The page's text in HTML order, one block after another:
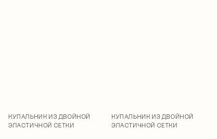
КУПАЛЬНИК ИЗ ДВОЙНОЙ
ЭЛАСТИЧНОЙ СЕТКИ
КУПАЛЬНИК ИЗ ДВОЙНОЙ
ЭЛАСТИЧНОЙ СЕТКИ